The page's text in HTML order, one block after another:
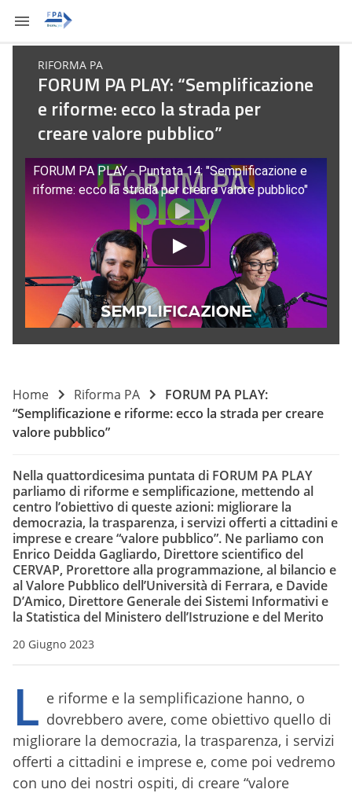
RIFORMA PA
FORUM PA PLAY: “Semplificazione
e riforme: ecco la strada per
creare valore pubblico”
FORUM PA PLAY - Puntata 14: "Semplificazione e
riforme: ecco la strada per creare valore pubblico"
Home Riforma PA
FORUM PA PLAY:
“Semplificazione e riforme: ecco la strada per creare
valore pubblico”
Nella quattordicesima puntata di FORUM PA PLAY
parliamo di riforme e semplificazione, mettendo al
centro l’obiettivo di queste azioni: migliorare la
democrazia, la trasparenza, i servizi offerti a cittadini e
imprese e creare “valore pubblico”. Ne parliamo con
Enrico Deidda Gagliardo, Direttore scientifico del
CERVAP, Prorettore alla programmazione, al bilancio e
al Valore Pubblico dell’Università di Ferrara, e Davide
D’Amico, Direttore Generale dei Sistemi Informativi e
la Statistica del Ministero dell’Istruzione e del Merito
20 Giugno 2023
L e riforme e la semplificazione hanno, o
dovrebbero avere, come obiettivo quello di
migliorare la democrazia, la trasparenza, i servizi
offerti a cittadini e imprese e, come poi vedremo
con uno dei nostri ospiti, di creare “valore